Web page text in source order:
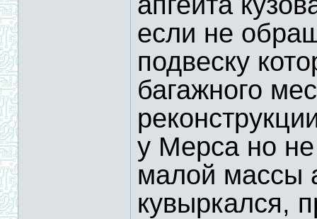
если не
подвеску
багажного
у Мерса но не
малой массы
кувыркался,